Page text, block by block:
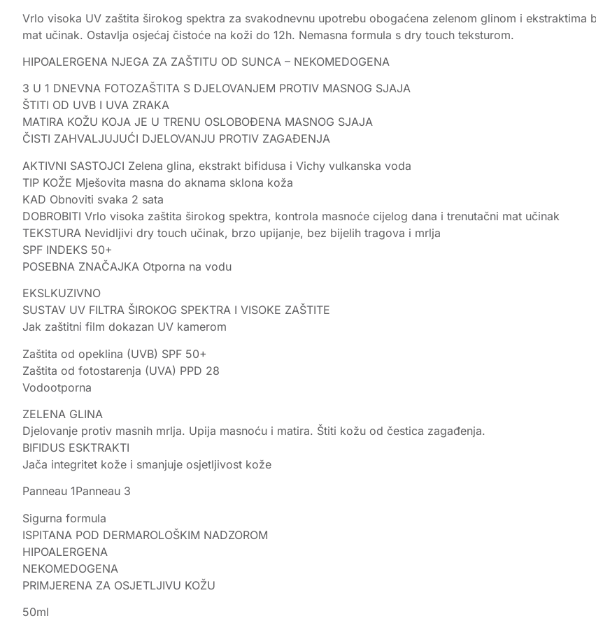
Vrlo visoka UV zaštita širokog spektra za svakodnevnu upotrebu obogaćena zelenom glinom i
mat učinak. Ostavlja osjećaj čistoće na koži do 12h. Nemasna formula s dry touch teksturom.
HIPOALERGENA NJEGA ZA ZAŠTITU OD SUNCA – NEKOMEDOGENA
3 U 1 DNEVNA FOTOZAŠTITA S DJELOVANJEM PROTIV MASNOG SJAJA
ŠTITI OD UVB I UVA ZRAKA
MATIRA KOŽU KOJA JE U TRENU OSLOBOĐENA MASNOG SJAJA
ČISTI ZAHVALJUJUĆI DJELOVANJU PROTIV ZAGAĐENJA
AKTIVNI SASTOJCI Zelena glina, ekstrakt bifidusa i Vichy vulkanska voda
TIP KOŽE Mješovita masna do aknama sklona koža
KAD Obnoviti svaka 2 sata
DOBROBITI Vrlo visoka zaštita širokog spektra, kontrola masnoće cijelog dana i trenutačni mat učinak
TEKSTURA Nevidljivi dry touch učinak, brzo upijanje, bez bijelih tragova i mrlja
SPF INDEKS 50+
POSEBNA ZNAČAJKA Otporna na vodu
EKSLKUZIVNO
SUSTAV UV FILTRA ŠIROKOG SPEKTRA I VISOKE ZAŠTITE
Jak zaštitni film dokazan UV kamerom
Zaštita od opeklina (UVB) SPF 50+
Zaštita od fotostarenja (UVA) PPD 28
Vodootporna
ZELENA GLINA
Djelovanje protiv masnih mrlja. Upija masnoću i matira. Štiti kožu od čestica zagađenja.
BIFIDUS ESKTRAKTI
Jača integritet kože i smanjuje osjetljivost kože
Panneau 1Panneau 3
Sigurna formula
ISPITANA POD DERMAROLOŠKIM NADZOROM
HIPOALERGENA
NEKOMEDOGENA
PRIMJERENA ZA OSJETLJIVU KOŽU
50ml